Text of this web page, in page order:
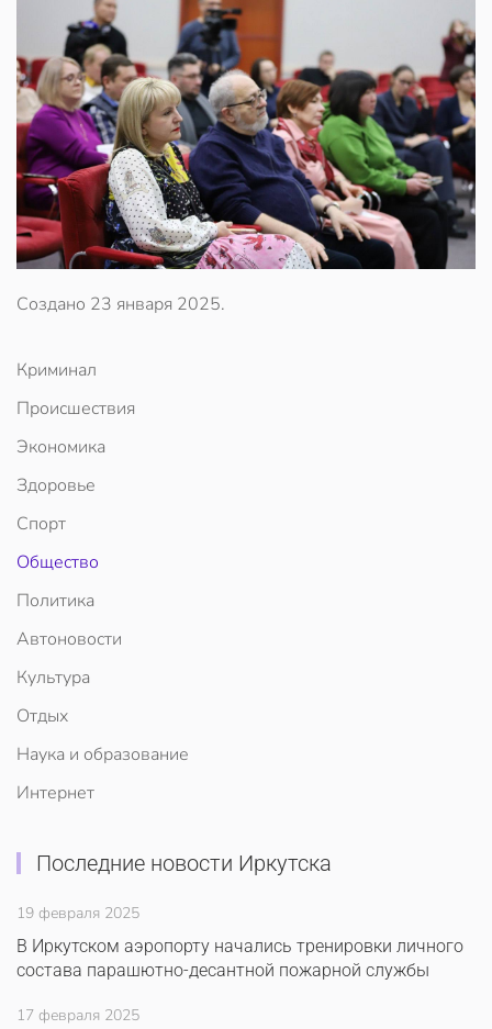
Создано 23 января 2025.
Криминал
Происшествия
Экономика
Здоровье
Спорт
Общество
Политика
Автоновости
Культура
Отдых
Наука и образование
Интернет
Последние новости Иркутска
19 февраля 2025
В Иркутском аэропорту начались тренировки личного
состава парашютно-десантной пожарной службы
17 февраля 2025